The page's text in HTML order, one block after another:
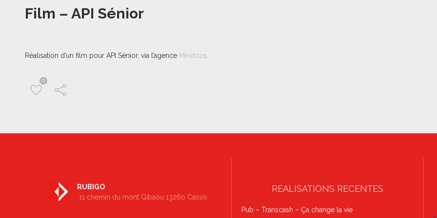
Film – API Sénior
Réalisation d’un film pour API Sénior, via l’agence Mindoza
0
RUBIGO
11 chemin du mont Gibaou 13260 Cassis
REALISATIONS RECENTES
Pub – Transcash – Ça change la vie